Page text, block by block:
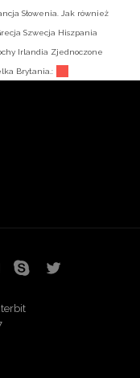
Słowenia. Jak również
Szwecja Hiszpania
Irlandia Zjednoczone
Brytania.: